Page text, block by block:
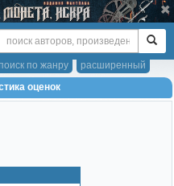
расширенный
поиск по жанру
оценок